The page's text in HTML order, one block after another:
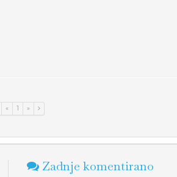
« 1 »
Zadnje komentirano